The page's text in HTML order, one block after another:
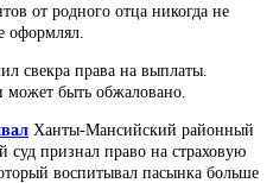
от родного отца никогда не
оформлял.
свекра права на выплаты.
быть обжаловано.
Ханты-Мансийский районный
суд признал право на страховую
воспитывал пасынка больше